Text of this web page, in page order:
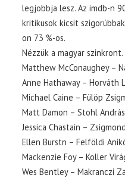
legjobbja lesz. Az imdb-n
kritikusok kicsit
on 73 %-os.
Nézzük a magyar szinkront.
Matthew McConaughey –
Anne Hathaway – Horváth
Michael Caine – Fülöp
Matt Damon – Stohl András
Jessica Chastain –
Ellen Burstn – Felföldi
Mackenzie Foy – Koller
Wes Bentley – Makranczi